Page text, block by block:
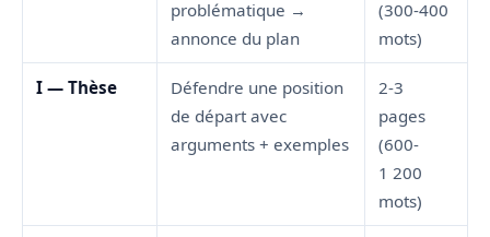
problématique →
annonce du plan
(300-400
mots)
I — Thèse
Défendre une position
de départ avec
arguments + exemples
2-3
pages
(600-
1 200
mots)